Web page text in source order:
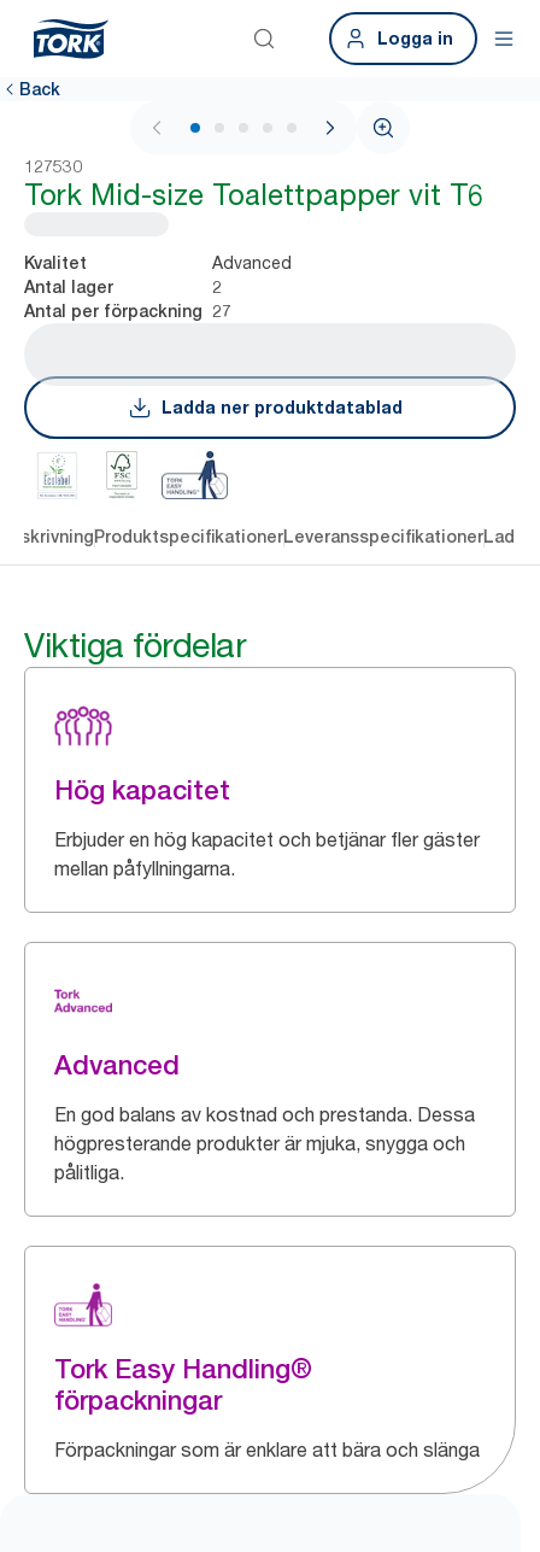
Logga in
Back
1 / 5
127530
Tork Mid-size Toalettpapper vit T6
Kvalitet Advanced
Antal lager 2
Antal per förpackning 27
Ladda ner produktdatablad
ProduktspecifikationerLeveransspecifikationerLadda
Viktiga fördelar
Hög kapacitet
Erbjuder en hög kapacitet och betjänar fler gäster
mellan påfyllningarna.
Advanced
En god balans av kostnad och prestanda. Dessa
högpresterande produkter är mjuka, snygga och
pålitliga.
Tork Easy Handling®
förpackningar
Förpackningar som är enklare att bära och slänga